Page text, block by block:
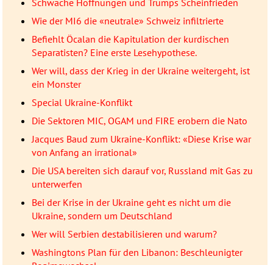
Wie der MI6 die «neutrale» Schweiz infiltrierte
Befiehlt Öcalan die Kapitulation der kurdischen
Separatisten? Eine erste Lesehypothese.
Wer will, dass der Krieg in der Ukraine weitergeht, ist
ein Monster
Special Ukraine-Konflikt
Die Sektoren MIC, OGAM und FIRE erobern die Nato
Jacques Baud zum Ukraine-Konflikt: «Diese Krise war
von Anfang an irrational»
Die USA bereiten sich darauf vor, Russland mit Gas zu
unterwerfen
Bei der Krise in der Ukraine geht es nicht um die
Ukraine, sondern um Deutschland
Wer will Serbien destabilisieren und warum?
Washingtons Plan für den Libanon: Beschleunigter